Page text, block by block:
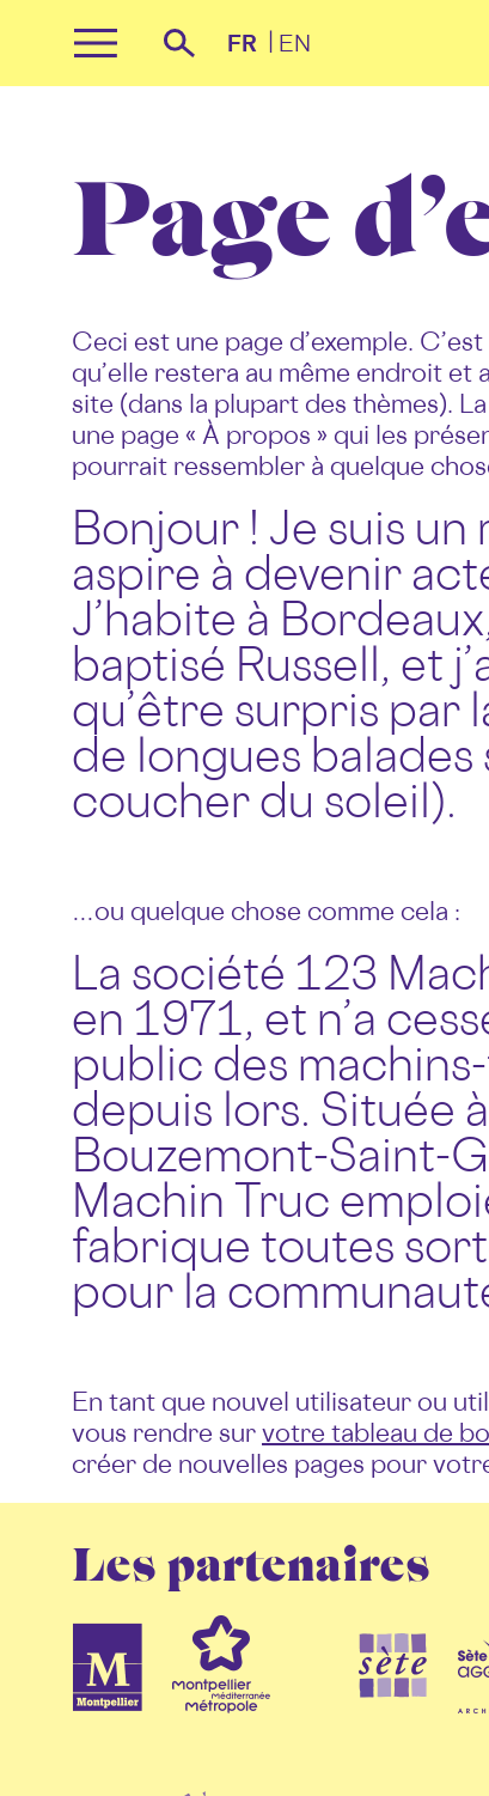
FR EN
Page
Ceci est une page d’exemple.
qu’elle restera au même endroit
site (dans la plupart des thèmes).
une page « À propos » qui les
pourrait ressembler à quelque
Bonjour ! Je suis
aspire à devenir
J’habite à
baptisé Russell, et
qu’être surpris par
de longues balades
coucher du soleil).
…ou quelque chose comme cela :
La société 123
en 1971, et n’a
public des
depuis lors. Située
Bouzemont-Saint-
Machin Truc
fabrique toutes
pour la
En tant que nouvel utilisateur ou
vous rendre survotre tableau de
créer de nouvelles pages pour
Les partenaires